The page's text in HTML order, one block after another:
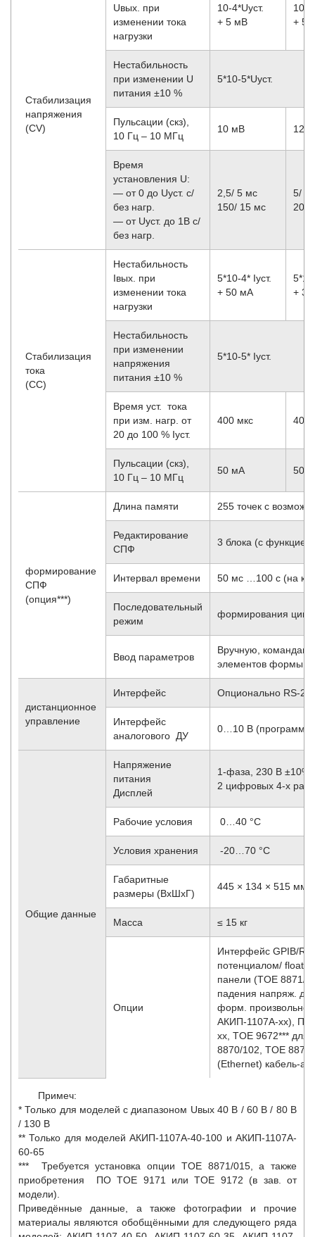
Стабилизация
напряжения
(CV)
Uвых. при
изменении тока
нагрузки
10-4*Uуст.
+ 5 мВ
10
+ 5
Нестабильность
при изменении U
питания ±10 %
5*10-5*Uуст.
Пульсации (скз),
10 Гц – 10 МГц
10 мВ 12
Время
установления U:
— от 0 до Uуст. с/
без нагр.
— от Uуст. до 1В с/
без нагр.
2,5/ 5 мс
150/ 15 мс
5/
Стабилизация
тока
(CC)
Нестабильность
Iвых. при
изменении тока
нагрузки
5*10-4* Iуст.
+ 50 мА
5*10
+
Нестабильность
при изменении
напряжения
питания ±10 %
5*10-5* Iуст.
Время уст. тока
при изм. нагр. от
20 до 100 % Iуст.
400 мкс 400
Пульсации (скз),
10 Гц – 10 МГц
50 мА 50
формирование
СПФ
(опция***)
Длина памяти 255 точек с
Редактирование
СПФ
3 блока (с функцией
Интервал времени 50 мс …100 с (на
Последовательный
режим
формирования
Ввод параметров
Вручную,
элементов формы и
дистанционное
управление
Интерфейс Опционально RS-
Интерфейс
аналогового ДУ
0…10 В
Общие данные
Напряжение
питания
Дисплей
1-фаза, 230 В
2 цифровых 4-х
Рабочие условия 0…40 °C
Условия хранения -20…70 °С
Габаритные
размеры (ВхШхГ)
445 × 134 × 515 мм
Масса ≤ 15 кг
Опции
Интерфейс GPIB/
потенциалом/
панели (TOE 8871/
падения напряж. до
форм.
АКИП-1107A-хх), ПО
хх, TOE 9672*** для
8870/102, TOE
(Ethernet) кабель-
Примеч:
* Только для моделей с диапазоном Uвых 40 В / 60 В / 80 В
/ 130 В
** Только для моделей АКИП-1107A-40-100 и АКИП-1107A-
60-65
*** Требуется установка опции TOE 8871/015, а также
приобретения ПО TOE 9171 или TOE 9172 (в зав. от
модели).
Приведённые данные, а также фотографии и прочие
материалы являются обобщёнными для следующего ряда